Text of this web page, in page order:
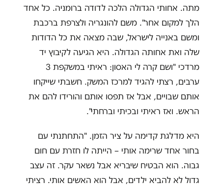
מתה. אחותי הגדולה הלכה לדודה ברומניה. כל אחד
הלך למקום אחר". משם להונגריה ולצרפת ברכבת
ומשם באנייה לישראל, שבה מצאה את כל הדודות
שלה ואת אחותה הגדולה. היא הגיעה לקיבוץ יד
מרדכי "ושם קרה לי האסון: ראיתי במשקפת 3
ערבים, רצתי להגיד למרכז המשק. חשבתי שייקחו
אותם שבויים, אבל אז תפסו אותם והורידו להם את
הראש. ואז ראיתי ובכיתי וברחתי".
היא מדלגת קדימה על ציר הזמן. "התחתנתי עם
בחור אחד שרימה אותי – הייתה לו חזרת עם חום
גבוה. הוא הבטיח שיבריא אבל נשאר עקר. זה עצב
גדול לא להביא ילדים, אבל הוא האשים אותי. רציתי